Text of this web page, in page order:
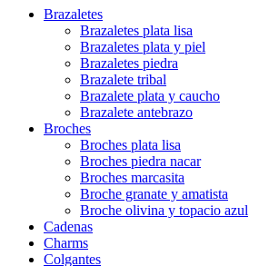
Brazaletes
Brazaletes plata lisa
Brazaletes plata y piel
Brazaletes piedra
Brazalete tribal
Brazalete plata y caucho
Brazalete antebrazo
Broches
Broches plata lisa
Broches piedra nacar
Broches marcasita
Broche granate y amatista
Broche olivina y topacio azul
Cadenas
Charms
Colgantes